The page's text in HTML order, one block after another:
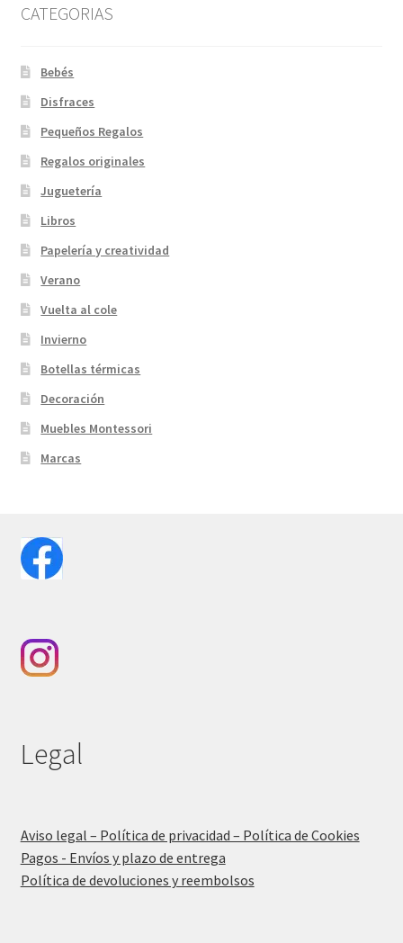
CATEGORIAS
Bebés
Disfraces
Pequeños Regalos
Regalos originales
Juguetería
Libros
Papelería y creatividad
Verano
Vuelta al cole
Invierno
Botellas térmicas
Decoración
Muebles Montessori
Marcas
Legal
Aviso legal – Política de privacidad – Política de Cookies
Pagos - Envíos y plazo de entrega
Política de devoluciones y reembolsos